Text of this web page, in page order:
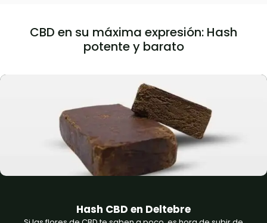
CBD en su máxima expresión: Hash
potente y barato
Hash CBD​ en Deltebre